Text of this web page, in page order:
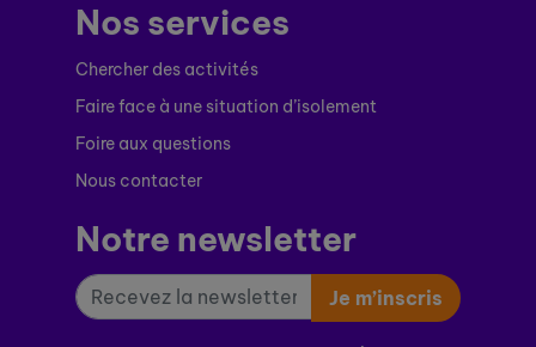
Nos services
Chercher des activités
Faire face à une situation d’isolement
Foire aux questions
Nous contacter
Notre newsletter
Je m’inscris